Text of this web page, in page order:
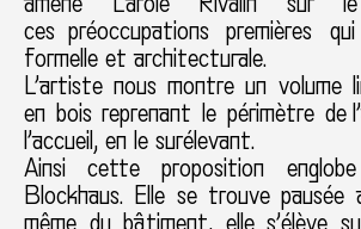
ces préoccupations premières
formelle et architecturale.
L’artiste nous montre un volume
en bois reprenant le périmètre de
l’accueil, en le surélevant.
Ainsi cette proposition englobe
Blockhaus. Elle se trouve pausée